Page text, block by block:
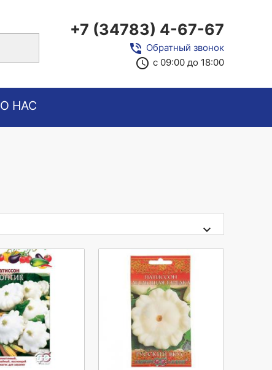
+7 (34783) 4-67-67
phone_in_talk Обратный звонок
access_time с 09:00 до 18:00
О НАС